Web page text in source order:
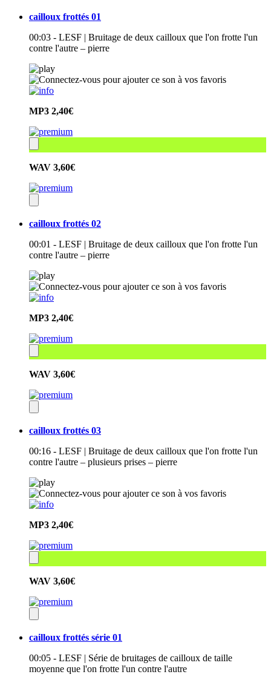
cailloux frottés 01
00:03 - LESF | Bruitage de deux cailloux que l'on frotte l'un
contre l'autre – pierre
MP3 2,40€
WAV 3,60€
cailloux frottés 02
00:01 - LESF | Bruitage de deux cailloux que l'on frotte l'un
contre l'autre – pierre
MP3 2,40€
WAV 3,60€
cailloux frottés 03
00:16 - LESF | Bruitage de deux cailloux que l'on frotte l'un
contre l'autre – plusieurs prises – pierre
MP3 2,40€
WAV 3,60€
cailloux frottés série 01
00:05 - LESF | Série de bruitages de cailloux de taille
moyenne que l'on frotte l'un contre l'autre